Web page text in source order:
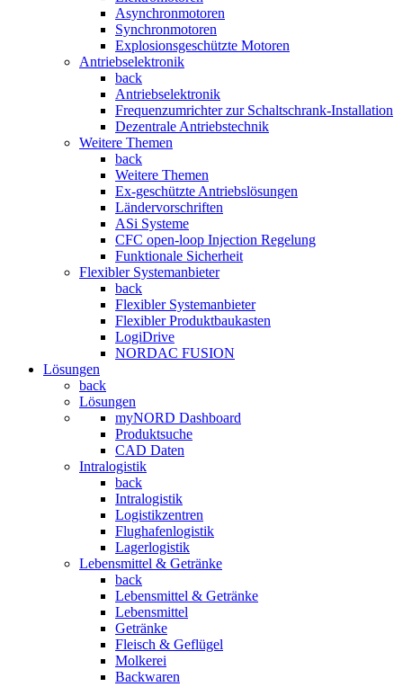
Asynchronmotoren
Synchronmotoren
Explosionsgeschützte Motoren
Antriebselektronik
back
Antriebselektronik
Frequenzumrichter zur Schaltschrank-Installation
Dezentrale Antriebstechnik
Weitere Themen
back
Weitere Themen
Ex-geschützte Antriebslösungen
Ländervorschriften
ASi Systeme
CFC open-loop Injection Regelung
Funktionale Sicherheit
Flexibler Systemanbieter
back
Flexibler Systemanbieter
Flexibler Produktbaukasten
LogiDrive
NORDAC FUSION
Lösungen
back
Lösungen
myNORD Dashboard
Produktsuche
CAD Daten
Intralogistik
back
Intralogistik
Logistikzentren
Flughafenlogistik
Lagerlogistik
Lebensmittel & Getränke
back
Lebensmittel & Getränke
Lebensmittel
Getränke
Fleisch & Geflügel
Molkerei
Backwaren